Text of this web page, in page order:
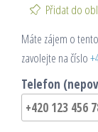
Přidat do
Máte zájem o
zavolejte na číslo
Telefon